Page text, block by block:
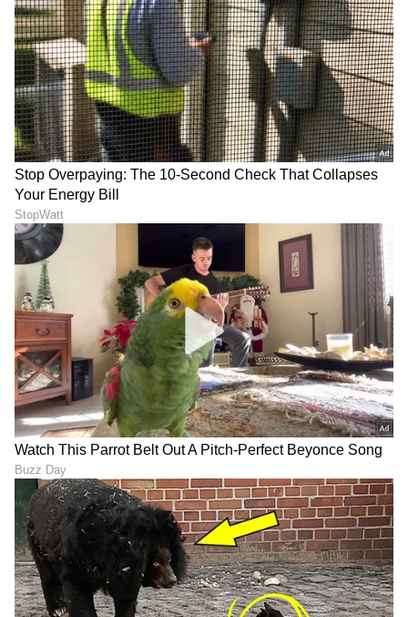
ಆಟೋ ಹತ್ತಿದ್ರೆ 60 ರೂಪಾಯಿ
ಖರ್ಚು; ಬೆಂಗಳೂರಿನ CA
ಮಾಡಿದ್ರು ಈ ಕೆಲಸ, ತಿಂಗಳಿಗೆ
1,560 ಉಳಿತಾಯ
8 ವರ್ಷಗಳಿಂದ ಆಲ್ಕೋಹಾಲ್‌
ಮುಟ್ಟಿಲ್ಲ ಮದ್ಯದ ದೊರೆಯ ಮಗ
ಸಿದ್ಧಾರ್ಥ್‌ ಮಲ್ಯ !
LATEST VIDEOS
"ರಾಜಕೀಯ ಬೇಡ, ಸಿನಿಮಾನೇ ಪ್ರಾಣ":
ಕನಕೋತ್ಸವದಲ್ಲಿ ರಿಷಬ್ ಶೆಟ್ಟಿ | Rishab
Shetty speech | Suvarna News
ಶೇ.50 ರಿಂದ ಶೇ.18 ಕ್ಕೆ TAX ಇಳಿಕೆ: ಮೋದಿ-
ಟ್ರಂಪ್ ಐತಿಹಾಸಿಕ ಒಪ್ಪಂದ | India US
Trade Deal | Party Rounds